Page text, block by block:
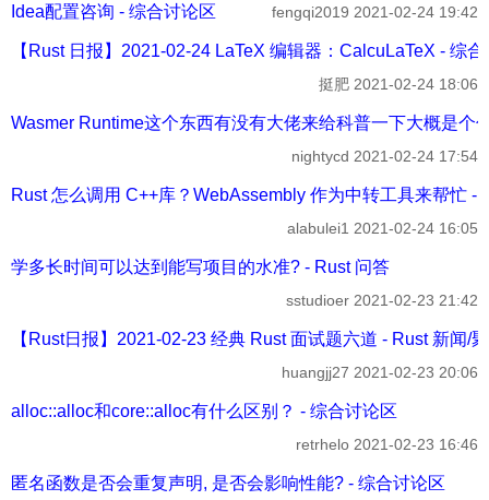
Idea配置咨询 - 综合讨论区 fengqi2019 2021-02-24 19:42
【Rust 日报】2021-02-24 LaTeX 编辑器：CalcuLaTeX - 综
挺肥 2021-02-24 18:06
Wasmer Runtime这个东西有没有大佬来给科普一下大概是个
nightycd 2021-02-24 17:54
Rust 怎么调用 C++库？WebAssembly 作为中转工具来帮忙 -
alabulei1 2021-02-24 16:05
学多长时间可以达到能写项目的水准? - Rust 问答
sstudioer 2021-02-23 21:42
【Rust日报】2021-02-23 经典 Rust 面试题六道 - Rust 新闻/
huangjj27 2021-02-23 20:06
alloc::alloc和core::alloc有什么区别？ - 综合讨论区
retrhelo 2021-02-23 16:46
匿名函数是否会重复声明, 是否会影响性能? - 综合讨论区